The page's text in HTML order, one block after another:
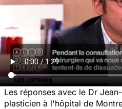
Les réponses avec le Dr
plasticien à l'hôpital de